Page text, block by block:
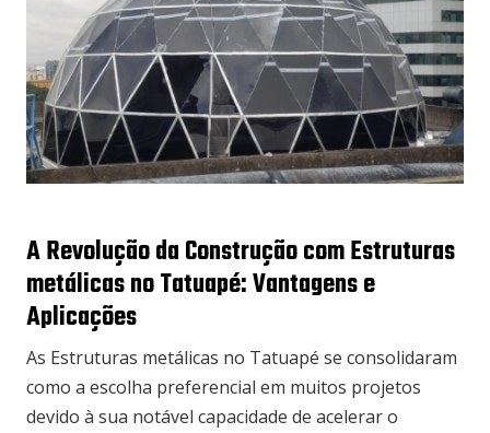
A Revolução da Construção com Estruturas
metálicas no Tatuapé: Vantagens e
Aplicações
As Estruturas metálicas no Tatuapé se consolidaram
como a escolha preferencial em muitos projetos
devido à sua notável capacidade de acelerar o